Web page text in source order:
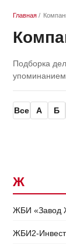
Главная /
Подборка
упоминанием
Все А Б
Ж
ЖБИ «Завод
ЖБИ2-Инвест